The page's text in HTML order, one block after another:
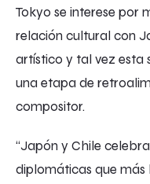
Tokyo se interese por
relación cultural con
artístico y tal vez esta
una etapa de
compositor.
“Japón y Chile
diplomáticas que más